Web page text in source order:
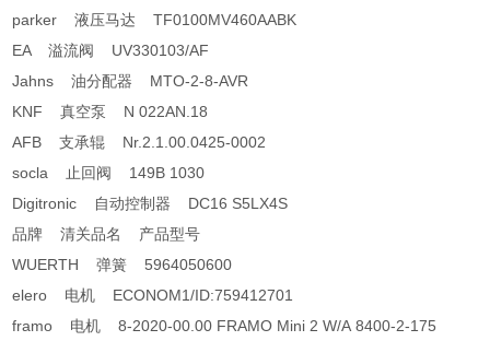
parker 液压马达 TF0100MV460AABK
EA 溢流阀 UV330103/AF
Jahns 油分配器 MTO-2-8-AVR
KNF 真空泵 N 022AN.18
AFB 支承辊 Nr.2.1.00.0425-0002
socla 止回阀 149B 1030
Digitronic 自动控制器 DC16 S5LX4S
品牌 清关品名 产品型号
WUERTH 弹簧 5964050600
elero 电机 ECONOM1/ID:759412701
framo 电机 8-2020-00.00 FRAMO Mini 2 W/A 8400-2-175